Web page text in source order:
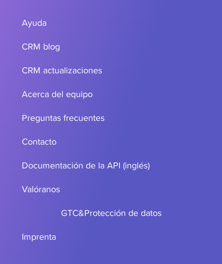
Ayuda
CRM blog
CRM actualizaciones
Acerca del equipo
Preguntas frecuentes
Contacto
Documentación de la API (inglés)
Valóranos
GTC&Protección de datos
Imprenta